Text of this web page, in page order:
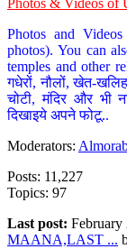
Photos & Videos of
Photos and
photos). You can
temples and other
गधेरों, नौलों, खेत-
चोटी, मंदिर और भी
दिखाइये अपने फोटू..
Moderators:
Posts: 11,227
Topics: 97
Last post: February
MAANA,LAST ...